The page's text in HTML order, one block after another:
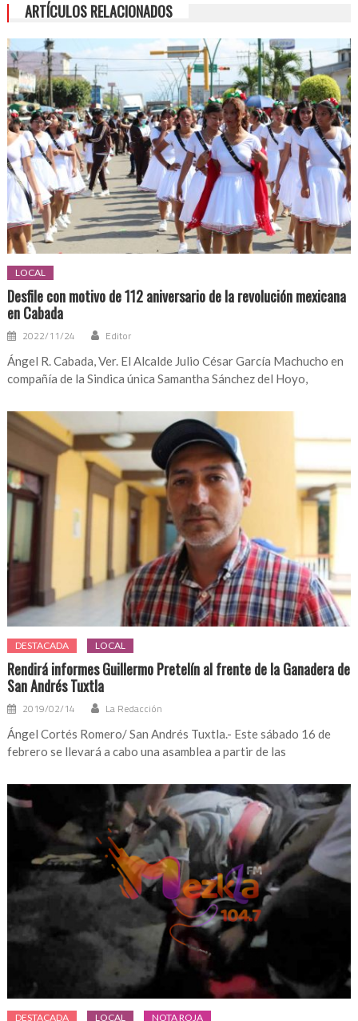
ARTÍCULOS RELACIONADOS
LOCAL
Desfile con motivo de 112 aniversario de la revolución mexicana
en Cabada
2022/11/24 Editor
Ángel R. Cabada, Ver. El Alcalde Julio César García Machucho en
compañía de la Sindica única Samantha Sánchez del Hoyo,
DESTACADA LOCAL
Rendirá informes Guillermo Pretelín al frente de la Ganadera de
San Andrés Tuxtla
2019/02/14 La Redacción
Ángel Cortés Romero/ San Andrés Tuxtla.- Este sábado 16 de
febrero se llevará a cabo una asamblea a partir de las
DESTACADA LOCAL NOTA ROJA